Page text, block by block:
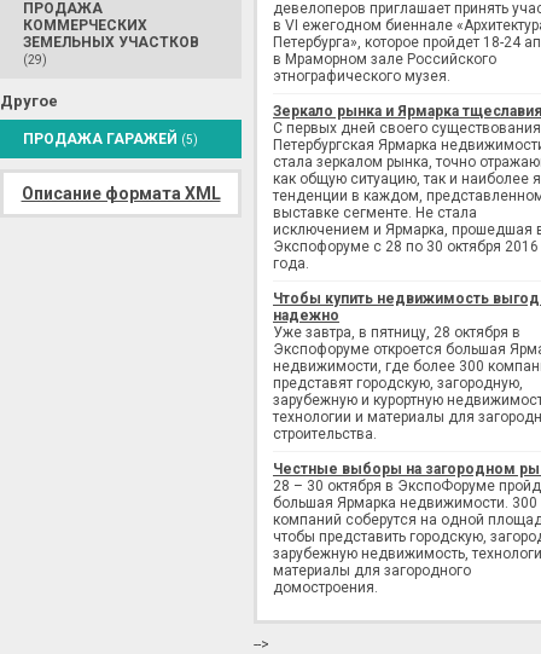
ПРОДАЖА
КОММЕРЧЕСКИХ
ЗЕМЕЛЬНЫХ УЧАСТКОВ
(29)
Другое
ПРОДАЖА ГАРАЖЕЙ (5)
Описание формата XML
девелоперов приглашает принять
в VI ежегодном биеннале
Петербурга», которое пройдет 18-24
в Мраморном зале Российского
этнографического музея.
Зеркало рынка и Ярмарка тщеславия
С первых дней своего существования
Петербургская Ярмарка
стала зеркалом рынка, точно
как общую ситуацию, так и наиболее
тенденции в каждом,
выставке сегменте. Не стала
исключением и Ярмарка, прошедшая
Экспофоруме с 28 по 30 октября 2016
года.
Чтобы купить недвижимость
надежно
Уже завтра, в пятницу, 28 октября в
Экспофоруме откроется большая
недвижимости, где более 300
представят городскую, загородную,
зарубежную и курортную
технологии и материалы для
строительства.
Честные выборы на загородном
28 – 30 октября в ЭкспоФоруме
большая Ярмарка недвижимости. 300
компаний соберутся на одной
чтобы представить городскую,
зарубежную недвижимость,
материалы для загородного
домостроения.
-->